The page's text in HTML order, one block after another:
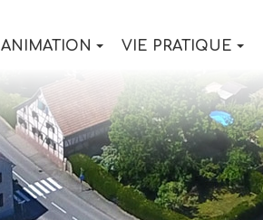
ANIMATION VIE PRATIQUE